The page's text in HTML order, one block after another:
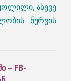
ასევე
ნერვის
– FB-